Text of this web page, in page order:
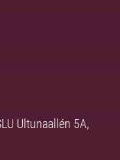
Ultunaallén 5A,